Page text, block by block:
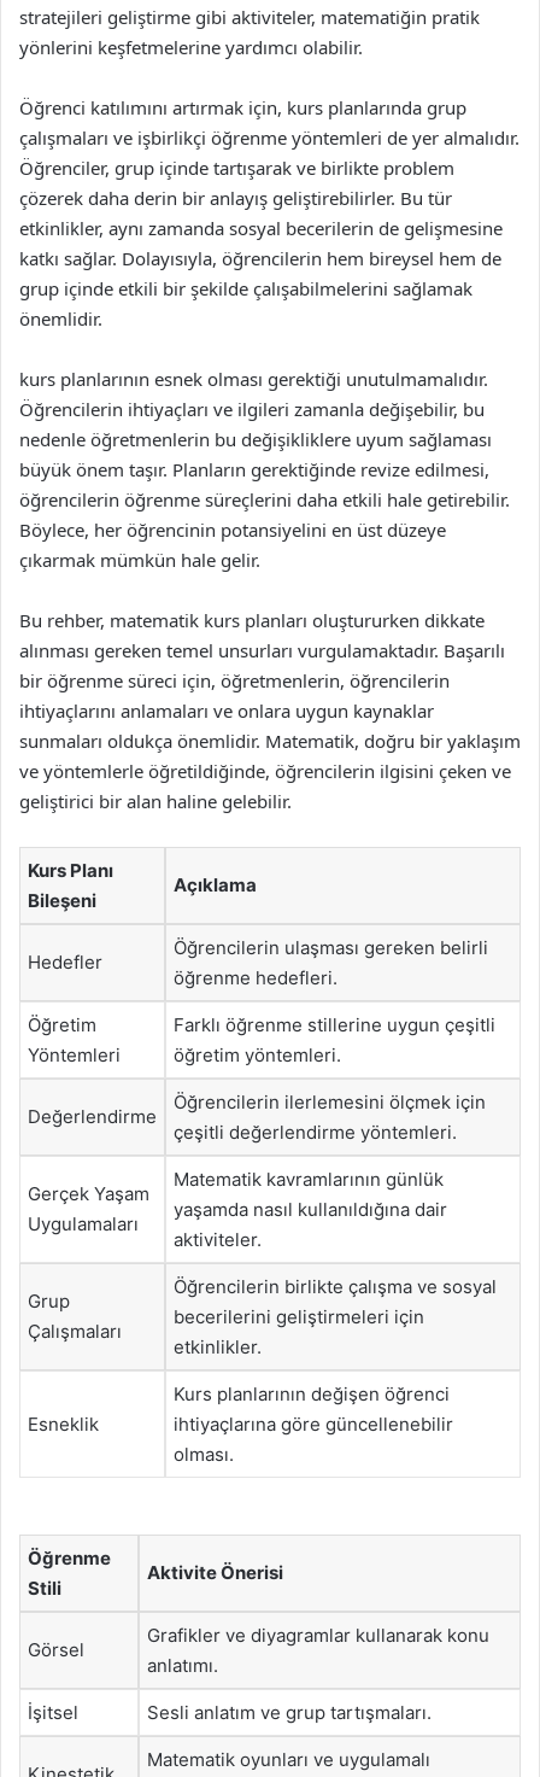
stratejileri geliştirme gibi aktiviteler, matematiğin pratik
yönlerini keşfetmelerine yardımcı olabilir.
Öğrenci katılımını artırmak için, kurs planlarında grup
çalışmaları ve işbirlikçi öğrenme yöntemleri de yer almalıdır.
Öğrenciler, grup içinde tartışarak ve birlikte problem
çözerek daha derin bir anlayış geliştirebilirler. Bu tür
etkinlikler, aynı zamanda sosyal becerilerin de gelişmesine
katkı sağlar. Dolayısıyla, öğrencilerin hem bireysel hem de
grup içinde etkili bir şekilde çalışabilmelerini sağlamak
önemlidir.
kurs planlarının esnek olması gerektiği unutulmamalıdır.
Öğrencilerin ihtiyaçları ve ilgileri zamanla değişebilir, bu
nedenle öğretmenlerin bu değişikliklere uyum sağlaması
büyük önem taşır. Planların gerektiğinde revize edilmesi,
öğrencilerin öğrenme süreçlerini daha etkili hale getirebilir.
Böylece, her öğrencinin potansiyelini en üst düzeye
çıkarmak mümkün hale gelir.
Bu rehber, matematik kurs planları oluştururken dikkate
alınması gereken temel unsurları vurgulamaktadır. Başarılı
bir öğrenme süreci için, öğretmenlerin, öğrencilerin
ihtiyaçlarını anlamaları ve onlara uygun kaynaklar
sunmaları oldukça önemlidir. Matematik, doğru bir yaklaşım
ve yöntemlerle öğretildiğinde, öğrencilerin ilgisini çeken ve
geliştirici bir alan haline gelebilir.
Kurs Planı
Bileşeni
Açıklama
Hedefler
Öğrencilerin ulaşması gereken belirli
öğrenme hedefleri.
Öğretim
Yöntemleri
Farklı öğrenme stillerine uygun çeşitli
öğretim yöntemleri.
Değerlendirme
Öğrencilerin ilerlemesini ölçmek için
çeşitli değerlendirme yöntemleri.
Gerçek Yaşam
Uygulamaları
Matematik kavramlarının günlük
yaşamda nasıl kullanıldığına dair
aktiviteler.
Grup
Çalışmaları
Öğrencilerin birlikte çalışma ve sosyal
becerilerini geliştirmeleri için
etkinlikler.
Esneklik
Kurs planlarının değişen öğrenci
ihtiyaçlarına göre güncellenebilir
olması.
Öğrenme
Stili
Aktivite Önerisi
Görsel
Grafikler ve diyagramlar kullanarak konu
anlatımı.
İşitsel Sesli anlatım ve grup tartışmaları.
Matematik oyunları ve uygulamalı